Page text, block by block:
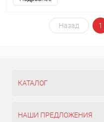
Назад 1
КАТАЛОГ
НАШИ ПРЕДЛОЖЕНИЯ